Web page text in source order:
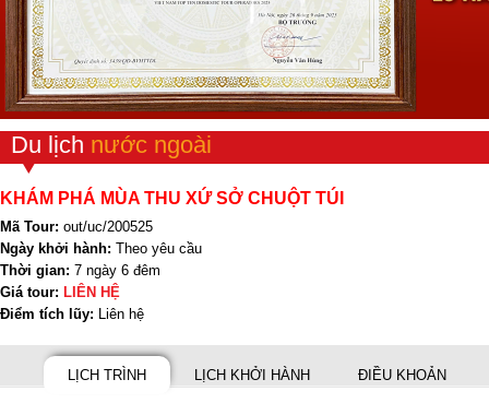
Du lịch nước ngoài
KHÁM PHÁ MÙA THU XỨ SỞ CHUỘT TÚI
Mã Tour: out/uc/200525
Ngày khởi hành: Theo yêu cầu
Thời gian: 7 ngày 6 đêm
Giá tour: LIÊN HỆ
Điểm tích lũy: Liên hệ
LỊCH TRÌNH LỊCH KHỞI HÀNH ĐIỀU KHOẢN